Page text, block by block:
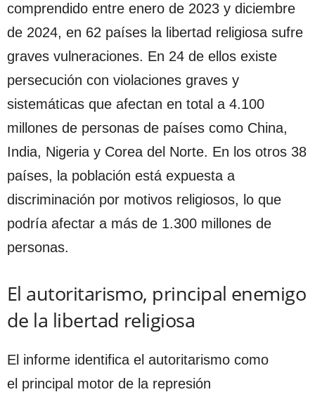
comprendido entre enero de 2023 y diciembre
de 2024, en 62 países la libertad religiosa sufre
graves vulneraciones. En 24 de ellos existe
persecución con violaciones graves y
sistemáticas que afectan en total a 4.100
millones de personas de países como China,
India, Nigeria y Corea del Norte. En los otros 38
países, la población está expuesta a
discriminación por motivos religiosos, lo que
podría afectar a más de 1.300 millones de
personas.
El autoritarismo, principal enemigo
de la libertad religiosa
El informe identifica el autoritarismo como
el principal motor de la represión